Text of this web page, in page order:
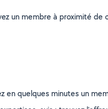
un membre à proximité de
en quelques minutes un